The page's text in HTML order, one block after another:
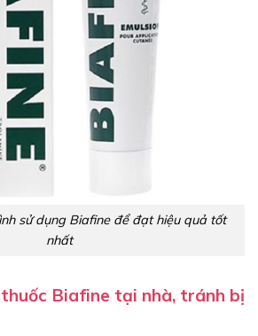
sử dụng Biafine để đạt hiệu quả tốt
nhất
Biafine tại nhà, tránh bị